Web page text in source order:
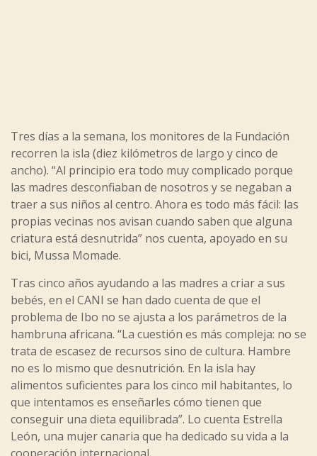
Tres días a la semana, los monitores de la Fundación
recorren la isla (diez kilómetros de largo y cinco de
ancho). “Al principio era todo muy complicado porque
las madres desconfiaban de nosotros y se negaban a
traer a sus niños al centro. Ahora es todo más fácil: las
propias vecinas nos avisan cuando saben que alguna
criatura está desnutrida” nos cuenta, apoyado en su
bici, Mussa Momade.
Tras cinco años ayudando a las madres a criar a sus
bebés, en el CANI se han dado cuenta de que el
problema de Ibo no se ajusta a los parámetros de la
hambruna africana. “La cuestión es más compleja: no se
trata de escasez de recursos sino de cultura. Hambre
no es lo mismo que desnutrición. En la isla hay
alimentos suficientes para los cinco mil habitantes, lo
que intentamos es enseñarles cómo tienen que
conseguir una dieta equilibrada”. Lo cuenta Estrella
León, una mujer canaria que ha dedicado su vida a la
cooperación internacional.